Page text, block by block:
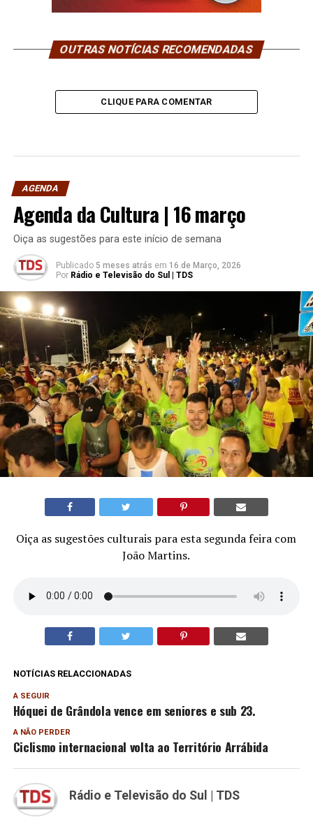
OUTRAS NOTÍCIAS RECOMENDADAS
CLIQUE PARA COMENTAR
AGENDA
Agenda da Cultura | 16 março
Oiça as sugestões para este início de semana
Publicado 5 meses atrás em 16 de Março, 2026
Por Rádio e Televisão do Sul | TDS
Oiça as sugestões culturais para esta segunda feira com
João Martins.
NOTÍCIAS RELACCIONADAS
A SEGUIR
Hóquei de Grândola vence em seniores e sub 23.
A NÃO PERDER
Ciclismo internacional volta ao Território Arrábida
Rádio e Televisão do Sul | TDS